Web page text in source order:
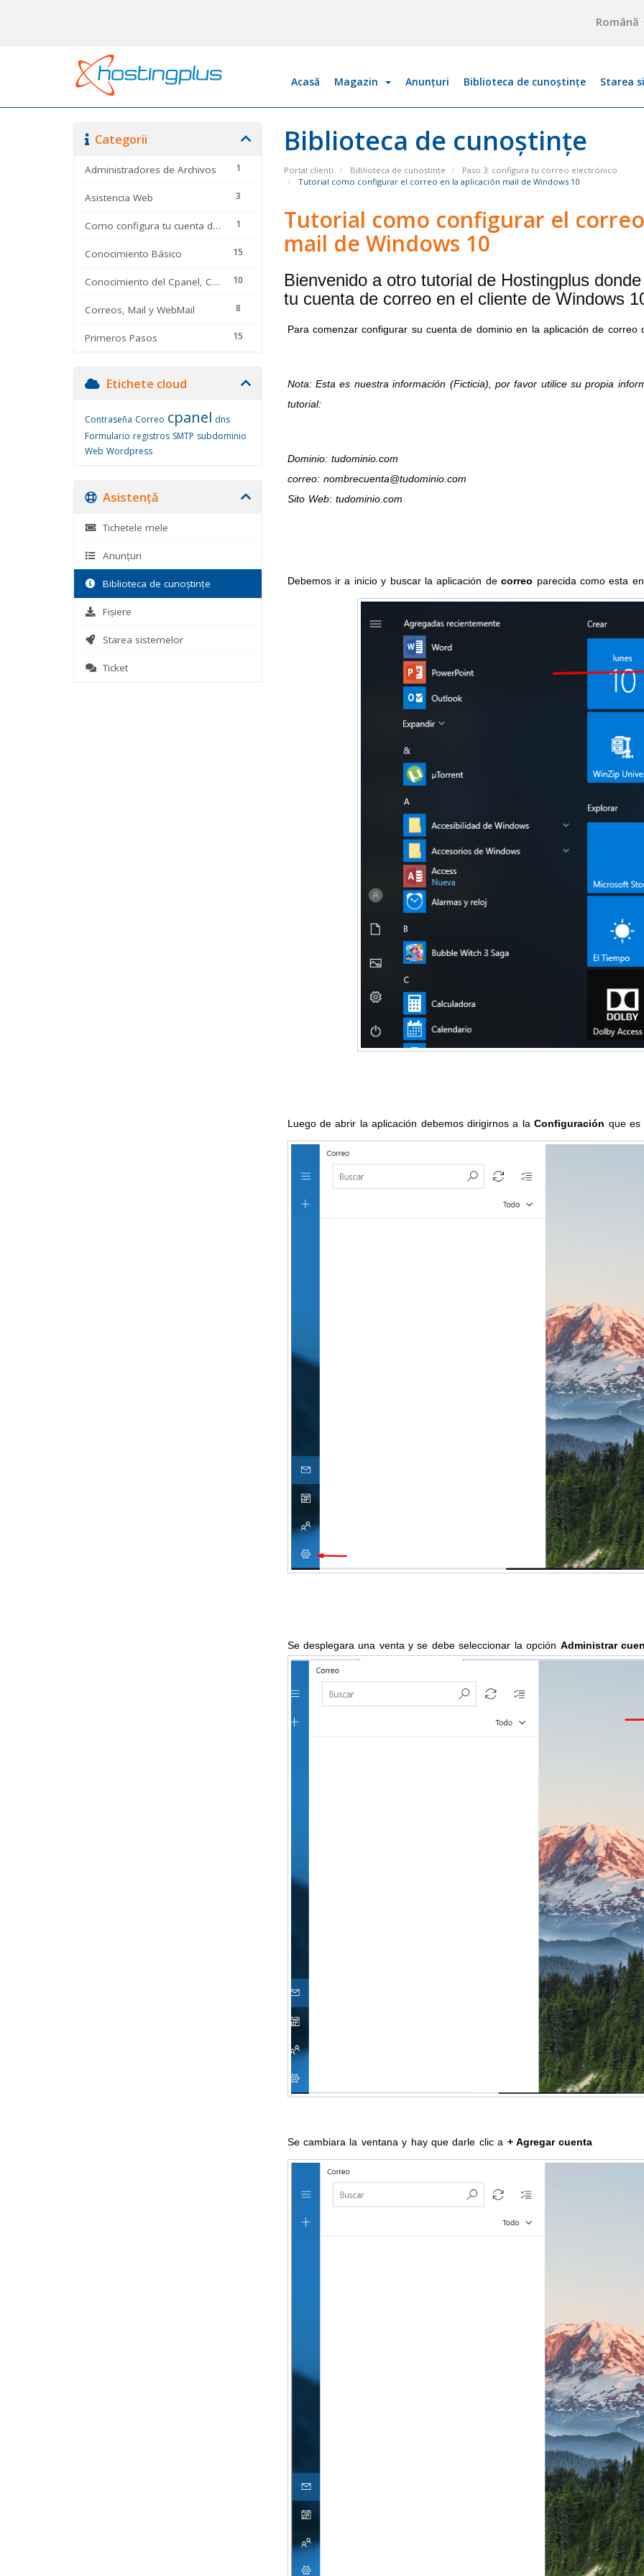
Română
Acasă Magazin Anunțuri Biblioteca de cunoștințe Starea
Biblioteca de cunoștințe
Portal clienți Biblioteca de cunoștințe
Paso 3: configura tu correo electrónico
Tutorial como configurar el correo en la aplicación mail de Windows 10
Categorii
1
Administradores de Archivos
3
Asistencia Web
1
Como configura tu cuenta de correo en
15
Conocimiento Básico
10
Conocimiento del Cpanel, CMS y optimizadores
8
Correos, Mail y WebMail
15
Primeros Pasos
Tutorial como configurar el
mail de Windows 10
Bienvenido a otro tutorial de Hostingplus
tu cuenta de correo en el cliente de Windows
Para comenzar configurar su cuenta de dominio en la aplicación de correo
Nota: Esta es nuestra información (Ficticia), por favor utilice su propia
tutorial:
Dominio: tudominio.com
correo: nombrecuenta@tudominio.com
Sito Web: tudominio.com
Debemos ir a inicio y buscar la aplicación decorreo parecida como esta
Luego de abrir la aplicación debemos dirigirnos a laConfiguración que es
Se desplegara una venta y se debe seleccionar la opción Administrar
Se cambiara la ventana y hay que darle clic a + Agregar cuenta
Etichete cloud
Contraseña Correo cpanel dns
Formulario registros SMTP subdominio
Web Wordpress
Asistență
Tichetele mele
Anunțuri
Biblioteca de cunoștințe
Fișiere
Starea sistemelor
Ticket